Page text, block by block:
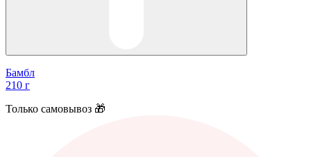
Бамбл
210 г
Только самовывоз 🎁